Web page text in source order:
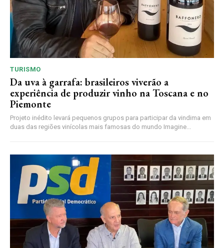
TURISMO
Da uva à garrafa: brasileiros viverão a
experiência de produzir vinho na Toscana e no
Piemonte
Projeto inédito levará pequenos grupos para participar da vindima em
duas das regiões vinícolas mais famosas do mundo Imagine...